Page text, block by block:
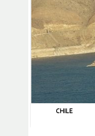
CHILE